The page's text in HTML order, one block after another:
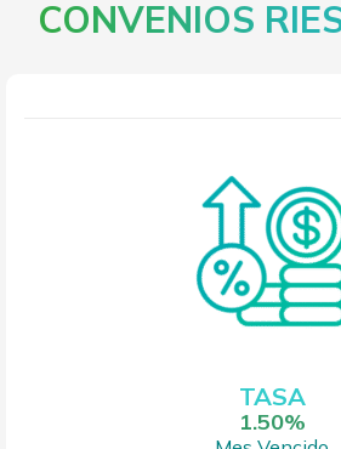
CONVENIOS
TASA
1.50%